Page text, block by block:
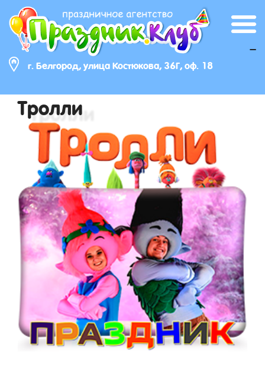
г. Белгород, улица Костюкова, 36Г, оф. 18
_
Тролли